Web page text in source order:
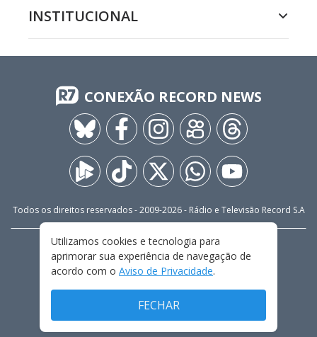
INSTITUCIONAL
CONEXÃO RECORD NEWS
Todos os direitos reservados - 2009-2026- Rádio e Televisão Record S.A
FALE CONOSCO
PRIVACIDADE
TERMOS E CONDIÇÕES DE USO
Utilizamos cookies e tecnologia para
aprimorar sua experiência de navegação de
acordo com o Aviso de Privacidade.
FECHAR